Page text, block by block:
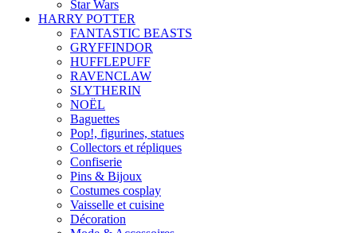
Star Wars
HARRY POTTER
FANTASTIC BEASTS
GRYFFINDOR
HUFFLEPUFF
RAVENCLAW
SLYTHERIN
NOËL
Baguettes
Pop!, figurines, statues
Collectors et répliques
Confiserie
Pins & Bijoux
Costumes cosplay
Vaisselle et cuisine
Décoration